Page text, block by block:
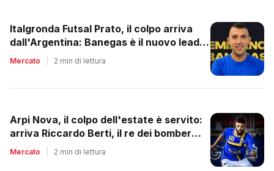
Italgronda Futsal Prato, il colpo arriva
dall'Argentina: Banegas è il nuovo leader
dei biancazzurri
Mercato 2 min di lettura
Arpi Nova, il colpo dell'estate è servito:
arriva Riccardo Berti, il re dei bomber
toscani
Mercato 2 min di lettura